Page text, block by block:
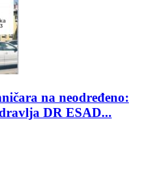
na neodređeno:
DR ESAD...